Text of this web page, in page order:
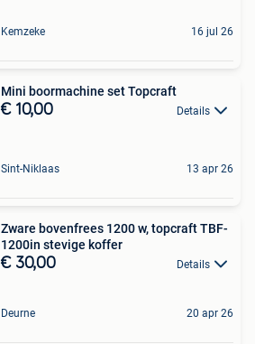
Kemzeke 16 jul 26
Mini boormachine set Topcraft
€ 10,00 Details
Sint-Niklaas 13 apr 26
Zware bovenfrees 1200 w, topcraft TBF-
1200in stevige koffer
€ 30,00 Details
Deurne 20 apr 26